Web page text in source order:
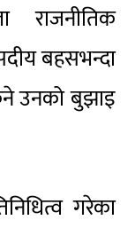
राजनीतिक
बहसभन्दा
उनको बुझाइ
गरेका